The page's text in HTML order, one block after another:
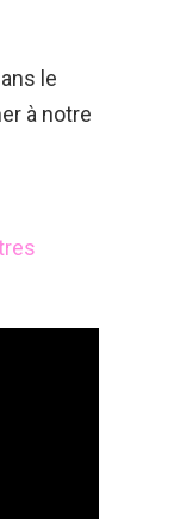
le
à notre